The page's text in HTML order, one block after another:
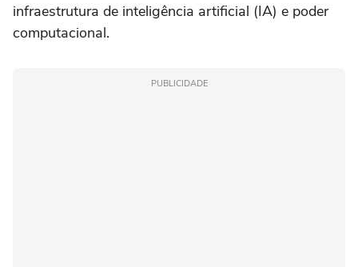
infraestrutura de inteligência artificial (IA) e poder
computacional.
PUBLICIDADE